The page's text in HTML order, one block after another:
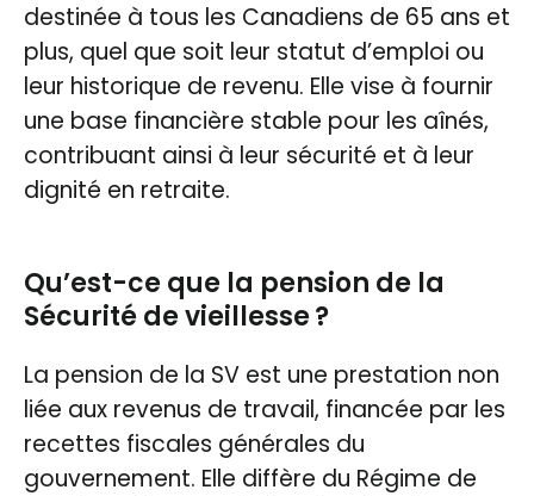
destinée à tous les Canadiens de 65 ans et
plus, quel que soit leur statut d’emploi ou
leur historique de revenu. Elle vise à fournir
une base financière stable pour les aînés,
contribuant ainsi à leur sécurité et à leur
dignité en retraite.
Qu’est-ce que la pension de la
Sécurité de vieillesse ?
La pension de la SV est une prestation non
liée aux revenus de travail, financée par les
recettes fiscales générales du
gouvernement. Elle diffère du Régime de